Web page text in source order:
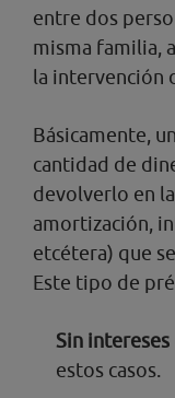
entre dos
misma familia,
la intervención
Básicamente,
cantidad de
devolverlo en
amortización,
etcétera) que
Este tipo de
Sin
estos casos.